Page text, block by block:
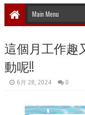
這個月工作趣
動呢!!
6月 28, 2024 0